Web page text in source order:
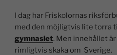
I dag har Friskolornas
med den möjligtvis lite torra
gymnasiet. Men innehållet
rimligtvis skaka om Sverige.